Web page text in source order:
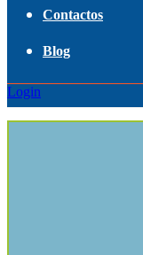
Contactos
Blog
Login